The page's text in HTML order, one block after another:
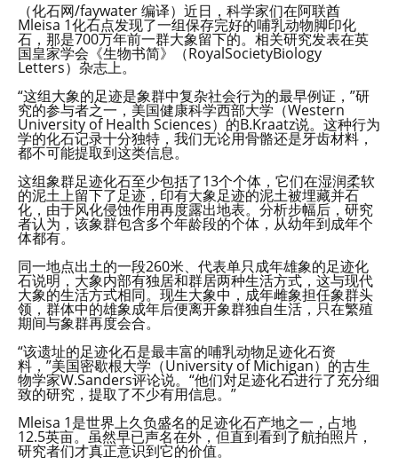
（化石网/faywater 编译）近日，科学家们在阿联酋
Mleisa 1化石点发现了一组保存完好的哺乳动物脚印化
石，那是700万年前一群大象留下的。相关研究发表在英
国皇家学会《生物书简》（RoyalSocietyBiology
Letters）杂志上。
“这组大象的足迹是象群中复杂社会行为的最早例证，”研
究的参与者之一，美国健康科学西部大学（Western
University of Health Sciences）的B.Kraatz说。这种行为
学的化石记录十分独特，我们无论用骨骼还是牙齿材料，
都不可能提取到这类信息。
这组象群足迹化石至少包括了13个个体，它们在湿润柔软
的泥土上留下了足迹，印有大象足迹的泥土被埋藏并石
化，由于风化侵蚀作用再度露出地表。分析步幅后，研究
者认为，该象群包含多个年龄段的个体，从幼年到成年个
体都有。
同一地点出土的一段260米、代表单只成年雄象的足迹化
石说明，大象内部有独居和群居两种生活方式，这与现代
大象的生活方式相同。现生大象中，成年雌象担任象群头
领，群体中的雄象成年后便离开象群独自生活，只在繁殖
期间与象群再度会合。
“该遗址的足迹化石是最丰富的哺乳动物足迹化石资
料，”美国密歇根大学（University of Michigan）的古生
物学家W.Sanders评论说。“他们对足迹化石进行了充分细
致的研究，提取了不少有用信息。”
Mleisa 1是世界上久负盛名的足迹化石产地之一，占地
12.5英亩。虽然早已声名在外，但直到看到了航拍照片，
研究者们才真正意识到它的价值。